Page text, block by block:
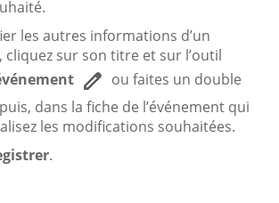
les autres informations d’un
cliquez sur son titre et sur l’outil
ou faites un double
dans la fiche de l’événement qui
les modifications souhaitées.
.